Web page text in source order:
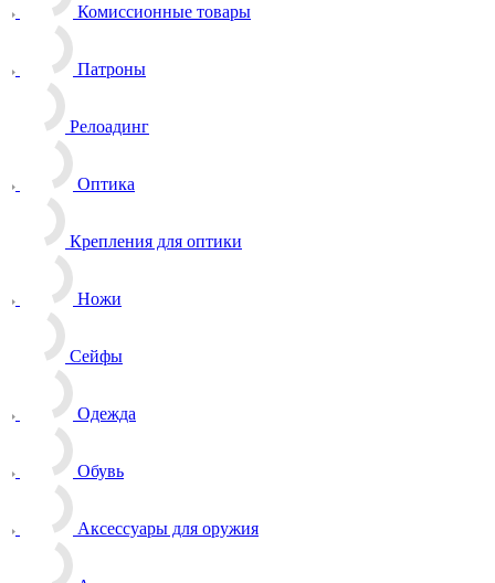
Комиссионные товары
Патроны
Релоадинг
Оптика
Крепления для оптики
Ножи
Сейфы
Одежда
Обувь
Аксессуары для оружия